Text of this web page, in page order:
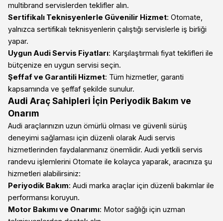
multibrand servislerden teklifler alın.
Sertifikalı Teknisyenlerle Güvenilir Hizmet: Otomate,
yalnızca sertifikalı teknisyenlerin çalıştığı servislerle iş birliği
yapar.
Uygun Audi Servis Fiyatları: Karşılaştırmalı fiyat teklifleri ile
bütçenize en uygun servisi seçin.
Şeffaf ve Garantili Hizmet: Tüm hizmetler, garanti
kapsamında ve şeffaf şekilde sunulur.
Audi Araç Sahipleri İçin Periyodik Bakım ve
Onarım
Audi araçlarınızın uzun ömürlü olması ve güvenli sürüş
deneyimi sağlaması için düzenli olarak Audi servis
hizmetlerinden faydalanmanız önemlidir. Audi yetkili servis
randevu işlemlerini Otomate ile kolayca yaparak, aracınıza şu
hizmetleri alabilirsiniz:
Periyodik Bakım: Audi marka araçlar için düzenli bakımlar ile
performansı koruyun.
Motor Bakımı ve Onarımı: Motor sağlığı için uzman